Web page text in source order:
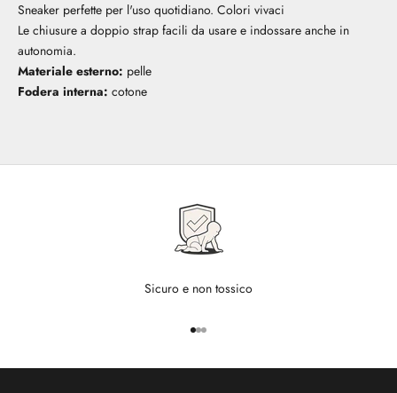
Sneaker perfette per l'uso quotidiano. Colori vivaci
Le chiusure a doppio strap facili da usare e indossare anche in
autonomia.
Materiale esterno: pelle
Fodera interna: cotone
Sicuro e non tossico
Vai all'articolo 1
Vai all'articolo 2
Vai all'articolo 3